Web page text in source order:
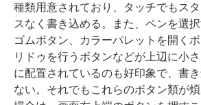
種類用意されており、タッチでもス
スなく書き込める。また、ペンを選
ゴムボタン、カラーパレットを開く
リドゥを行うボタンなどが上辺に小
に配置されているのも好印象で、書
ない。それでもこれらのボタン類が